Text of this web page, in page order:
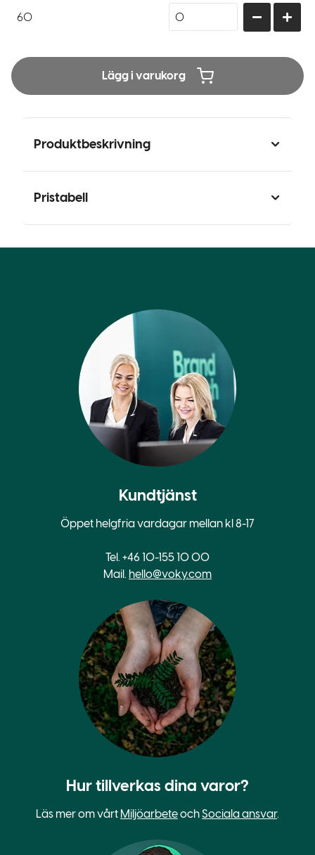
60
Lägg i varukorg
Produktbeskrivning
Pristabell
Kundtjänst
Öppet helgfria vardagar mellan kl 8-17
Tel. +46 10-155 10 00
Mail. hello@voky.com
Hur tillverkas dina varor?
Läs mer om vårt MiljöarbeteochSociala ansvar.